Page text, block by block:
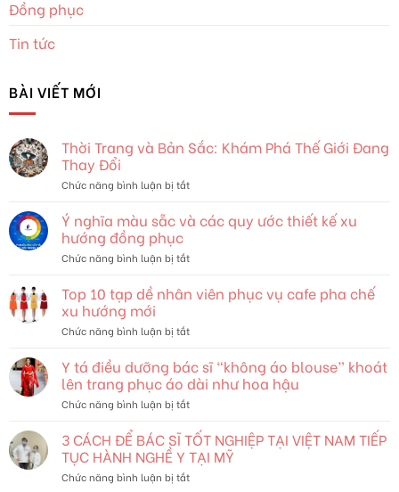
Đồng phục
Tin tức
BÀI VIẾT MỚI
Thời Trang và Bản Sắc: Khám Phá Thế Giới Đang
Thay Đổi
Chức năng bình luận bị tắtở
Trang
và
Sắc:
Phá
Đang
Đổi
Ý nghĩa màu sẵc và các quy ước thiết kế xu
hướng đồng phục
Chức năng bình luận bị tắtở
nghĩa
màu
và
quy
ước
thiết
kế
hướng
đồng
phục
Top 10 tạp dề nhân viên phục vụ cafe pha chế
xu hướng mới
Chức năng bình luận bị tắtở
tạp
dề
nhân
phục
vụ
cafe
pha
Y tá điều dưỡng bác sĩ “không áo blouse” khoát
lên trang phục áo dài như hoa hậu
Chức năng bình luận bị tắtở
tá
điều
dưỡng
bác
3 CÁCH ĐỂ BÁC SĨ TỐT NGHIỆP TẠI VIỆT NAM TIẾP
TỤC HÀNH NGHỀ Y TẠI MỸ
Chức năng bình luận bị tắtở